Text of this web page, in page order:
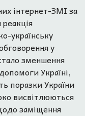
інтернет-ЗМІ за
українську
у
зменшення
Україні,
поразки України
висвітлюються
заміщення